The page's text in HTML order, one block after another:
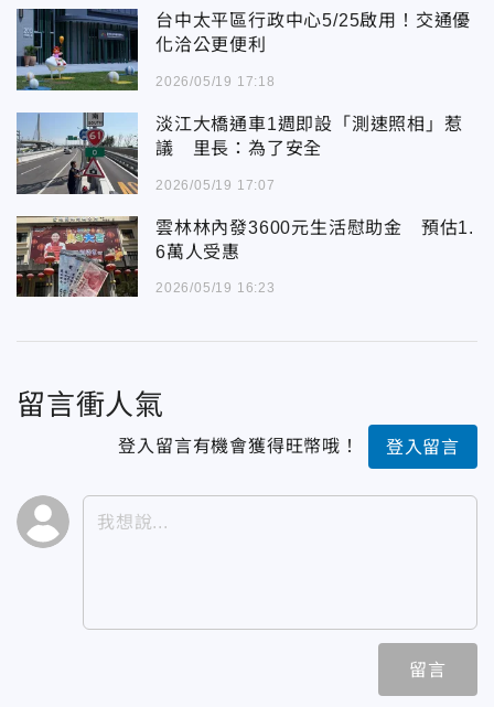
台中太平區行政中心5/25啟用！交通優
化洽公更便利
2026/05/19 17:18
淡江大橋通車1週即設「測速照相」惹
議 里長：為了安全
2026/05/19 17:07
雲林林內發3600元生活慰助金 預估1.
6萬人受惠
2026/05/19 16:23
留言衝人氣
登入留言有機會獲得旺幣哦！ 登入留言
留言